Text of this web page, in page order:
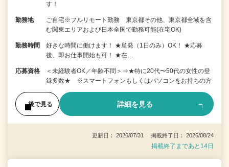
す！
勤務地
ご自宅※フルリモート勤務 東京都その他、東京都全域を含
む関東エリアおよび日本全国で勤務可能(在宅OK)
勤務時間
好きな時間に働けます！ ★単発（1日のみ）OK！ ★応募
後、即お仕事開始も可！ ★在…
応募資格
＜未経験者OK／年齢不問＞⇒★特に20代〜50代の女性の登
録多数★ ※スマートフォンもしくはパソコンをお持ちの方
後で見る 詳細を見る
更新日： 2026/07/31 掲載終了日： 2026/08/24
掲載終了まであと14日